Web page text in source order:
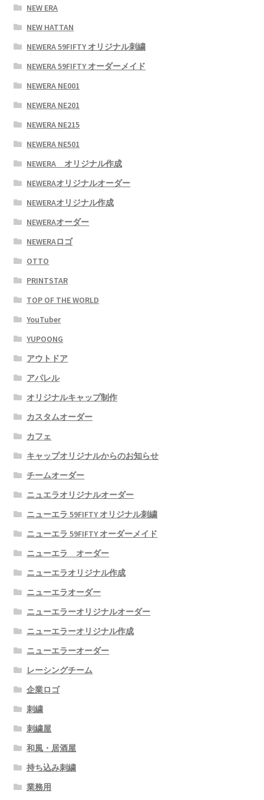
NEW ERA
NEW HATTAN
NEWERA 59FIFTY オリジナル刺繍
NEWERA 59FIFTY オーダーメイド
NEWERA NE001
NEWERA NE201
NEWERA NE215
NEWERA NE501
NEWERA オリジナル作成
NEWERAオリジナルオーダー
NEWERAオリジナル作成
NEWERAオーダー
NEWERAロゴ
OTTO
PRINTSTAR
TOP OF THE WORLD
YouTuber
YUPOONG
アウトドア
アパレル
オリジナルキャップ制作
カスタムオーダー
カフェ
キャップオリジナルからのお知らせ
チームオーダー
ニュエラオリジナルオーダー
ニューエラ 59FIFTY オリジナル刺繍
ニューエラ 59FIFTY オーダーメイド
ニューエラ オーダー
ニューエラオリジナル作成
ニューエラオーダー
ニューエラーオリジナルオーダー
ニューエラーオリジナル作成
ニューエラーオーダー
レーシングチーム
企業ロゴ
刺繍
刺繍屋
和風・居酒屋
持ち込み刺繍
業務用